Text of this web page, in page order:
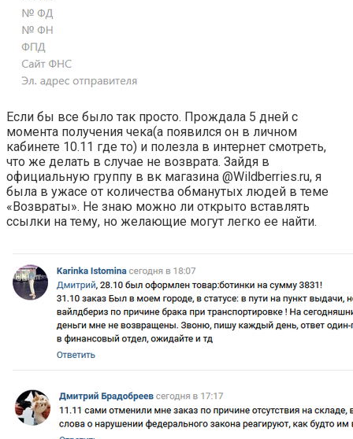
Если бы все было так просто. Прождала 5 дней с
момента получения чека(а появился он в личном
кабинете 10.11 где то) и полезла в интернет смотреть,
что же делать в случае не возврата. Зайдя в
официальную группу в вк магазина @Wildberries.ru, я
была в ужасе от количества обманутых людей в теме
«Возвраты». Не знаю можно ли открыто вставлять
ссылки на тему, но желающие могут легко ее найти.